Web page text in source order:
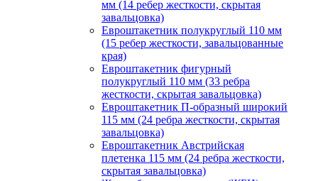
мм (14 ребер жесткости, скрытая
завальцовка)
Евроштакетник полукруглый 110 мм
(15 ребер жесткости, завальцованные
края)
Евроштакетник фигурный
полукруглый 110 мм (33 ребра
жесткости, скрытая завальцовка)
Евроштакетник П-образный широкий
115 мм (24 ребра жесткости, скрытая
завальцовка)
Евроштакетник Австрийская
плетенка 115 мм (24 ребра жесткости,
скрытая завальцовка)